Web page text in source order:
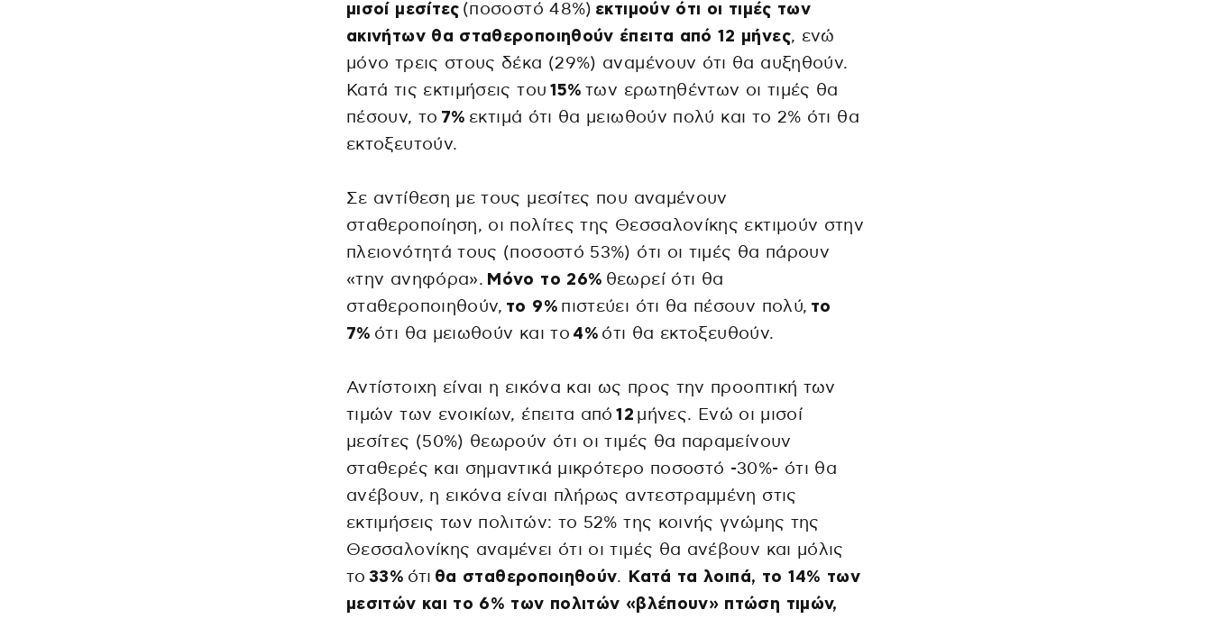
μισοί μεσίτες (ποσοστό 48%) εκτιμούν ότι οι τιμές των
ακινήτων θα σταθεροποιηθούν έπειτα από 12 μήνες, ενώ
μόνο τρεις στους δέκα (29%) αναμένουν ότι θα αυξηθούν.
Κατά τις εκτιμήσεις του 15% των ερωτηθέντων οι τιμές θα
πέσουν, το 7% εκτιμά ότι θα μειωθούν πολύ και το 2% ότι θα
εκτοξευτούν.
Σε αντίθεση με τους μεσίτες που αναμένουν
σταθεροποίηση, οι πολίτες της Θεσσαλονίκης εκτιμούν στην
πλειονότητά τους (ποσοστό 53%) ότι οι τιμές θα πάρουν
«την ανηφόρα». Μόνο το 26% θεωρεί ότι θα
σταθεροποιηθούν, το 9% πιστεύει ότι θα πέσουν πολύ, το
7% ότι θα μειωθούν και το 4% ότι θα εκτοξευθούν.
Αντίστοιχη είναι η εικόνα και ως προς την προοπτική των
τιμών των ενοικίων, έπειτα από12 μήνες. Ενώ οι μισοί
μεσίτες (50%) θεωρούν ότι οι τιμές θα παραμείνουν
σταθερές και σημαντικά μικρότερο ποσοστό -30%- ότι θα
ανέβουν, η εικόνα είναι πλήρως αντεστραμμένη στις
εκτιμήσεις των πολιτών: το 52% της κοινής γνώμης της
Θεσσαλονίκης αναμένει ότι οι τιμές θα ανέβουν και μόλις
το33% ότι θα σταθεροποιηθούν.
Κατά τα λοιπά, το 14% των
μεσιτών και το 6% των πολιτών «βλέπουν» πτώση τιμών,